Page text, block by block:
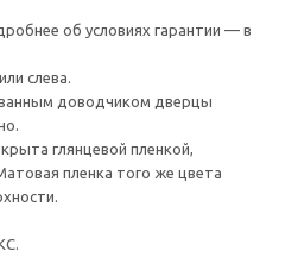
об условиях гарантии — в
слева.
доводчиком дверцы
глянцевой пленкой,
пленка того же цвета